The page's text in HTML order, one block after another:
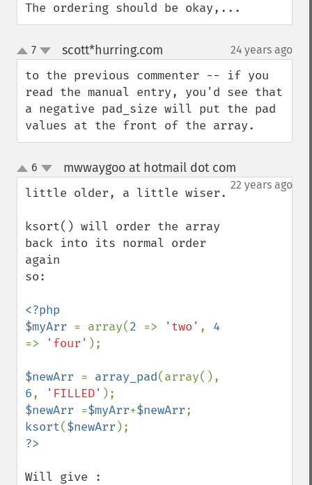
The ordering should be okay,...
up
down
7 scott*hurring.com 24 years ago
to the previous commenter -- if you
read the manual entry, you'd see that
a negative pad_size will put the pad
values at the front of the array.
up
down
6 mwwaygoo at hotmail dot com
22 years ago
little older, a little wiser.
ksort() will order the array
back into its normal order
again
so:
<?php
$myArr = array(2 => 'two' ,
=>
'four' );
$newArr = array_pad
6, 'FILLED'
$newArr =$myArr+$newArr
ksort($newArr
Will give :